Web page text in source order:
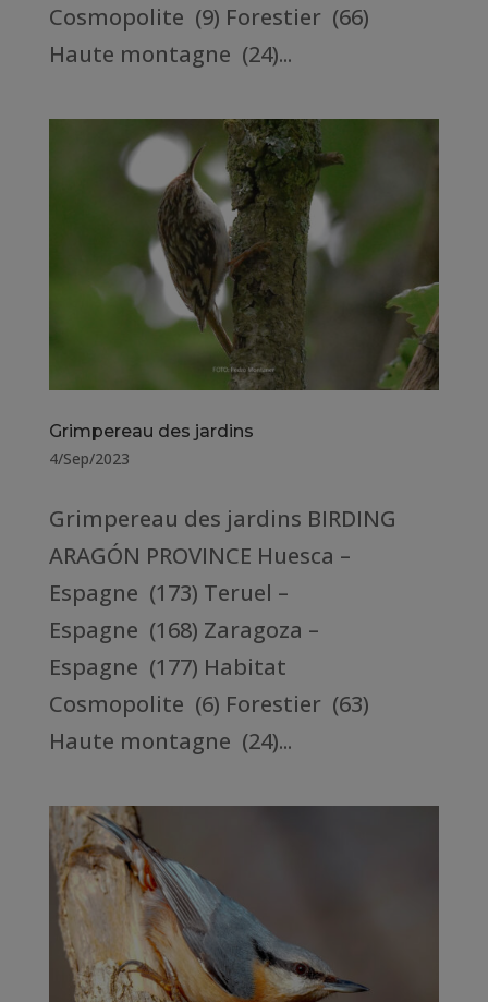
Cosmopolite (9) Forestier (66)
Haute montagne (24)...
Grimpereau des jardins
4/Sep/2023
Grimpereau des jardins BIRDING
ARAGÓN PROVINCE Huesca –
Espagne (173) Teruel –
Espagne (168) Zaragoza –
Espagne (177) Habitat
Cosmopolite (6) Forestier (63)
Haute montagne (24)...